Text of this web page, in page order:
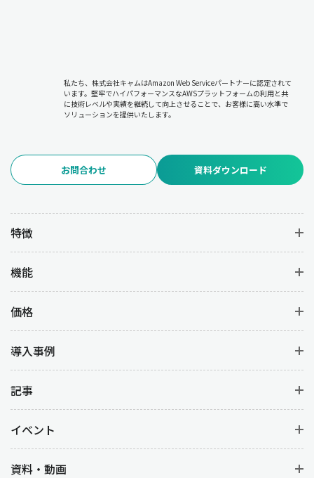
私たち、株式会社キャムはAmazon Web Serviceパートナーに認定されて
います。堅牢でハイパフォーマンスなAWSプラットフォームの利用と共
に技術レベルや実績を継続して向上させることで、お客様に高い水準で
ソリューションを提供いたします。
お問合わせ 資料ダウンロード
特徴
機能
価格
導入事例
記事
イベント
資料・動画